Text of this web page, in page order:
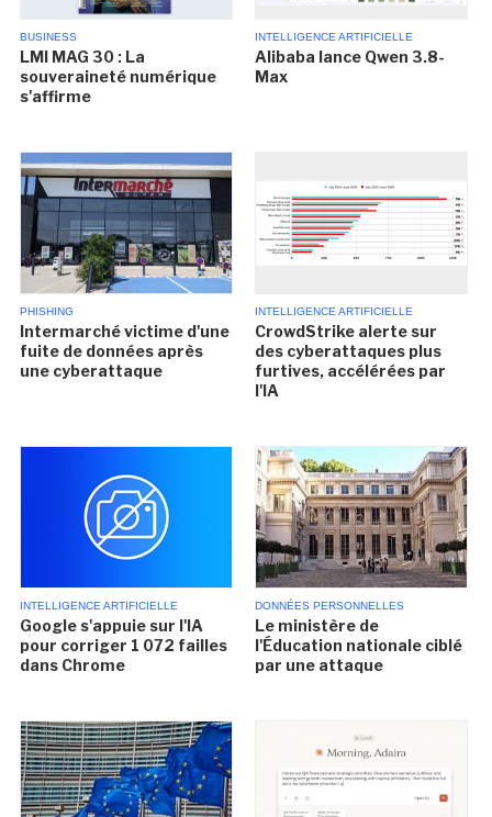
BUSINESS
LMI MAG 30 : La
souveraineté numérique
s'affirme
INTELLIGENCE ARTIFICIELLE
Alibaba lance Qwen 3.8-
Max
PHISHING
Intermarché victime d'une
fuite de données après
une cyberattaque
INTELLIGENCE ARTIFICIELLE
CrowdStrike alerte sur
des cyberattaques plus
furtives, accélérées par
l'IA
INTELLIGENCE ARTIFICIELLE
Google s'appuie sur l'IA
pour corriger 1 072 failles
dans Chrome
DONNÉES PERSONNELLES
Le ministère de
l'Éducation nationale ciblé
par une attaque